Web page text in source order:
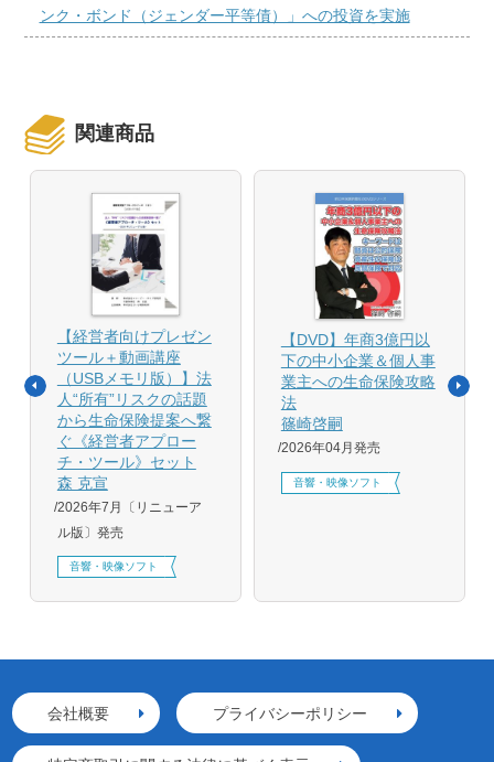
ンク・ボンド（ジェンダー平等債）」への投資を実施
関連商品
【経営者向けプレゼン
ツール＋動画講座
（USBメモリ版）】法
人“所有”リスクの話題
から生命保険提案へ繋
ぐ《経営者アプロー
チ・ツール》セット
森 克宣
2026年7月〔リニューア
ル版〕発売
音響・映像ソフト
【DVD】年商3億円以
下の中小企業＆個人事
業主への生命保険攻略
法
篠崎啓嗣
2026年04月発売
音響・映像ソフト
会社概要 プライバシーポリシー